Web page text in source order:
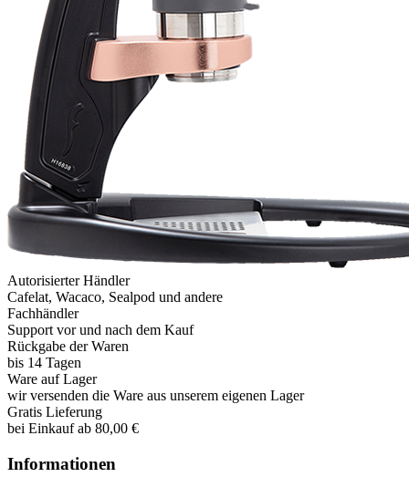
Autorisierter Händler
Cafelat, Wacaco, Sealpod und andere
Fachhändler
Support vor und nach dem Kauf
Rückgabe der Waren
bis 14 Tagen
Ware auf Lager
wir versenden die Ware aus unserem eigenen Lager
Gratis Lieferung
bei Einkauf ab 80,00 €
Informationen